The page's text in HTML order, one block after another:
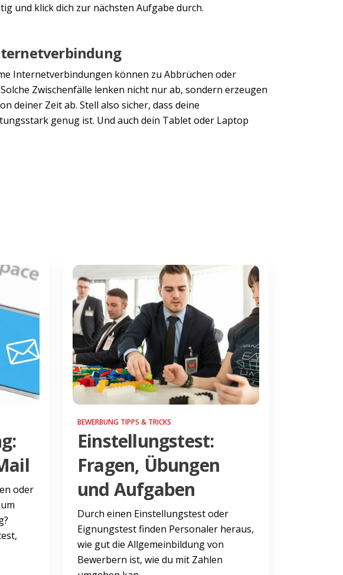
und klick dich zur nächsten Aufgabe durch.
Internetverbindungen können zu Abbrüchen oder
Zwischenfälle lenken nicht nur ab, sondern erzeugen
deiner Zeit ab. Stell also sicher, dass deine
genug ist. Und auch dein Tablet oder Laptop
oder
BEWERBUNG TIPPS & TRICKS
Einstellungstest:
Fragen, Übungen
und Aufgaben
Durch einen Einstellungstest oder
Eignungstest finden Personaler heraus,
wie gut die Allgemeinbildung von
Bewerbern ist, wie du mit Zahlen